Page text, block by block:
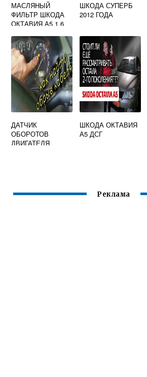
МАСЛЯНЫЙ
ФИЛЬТР ШКОДА
ОКТАВИЯ А5 1.6
ШКОДА СУПЕРБ
2012 ГОДА
ДАТЧИК
ОБОРОТОВ
ДВИГАТЕЛЯ
ШКОДА ОКТАВИЯ
А5 ДСГ
Реклама